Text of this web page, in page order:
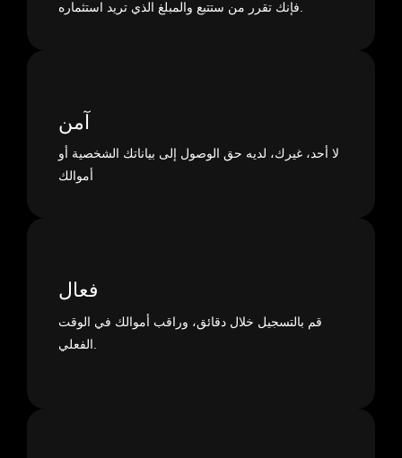
آمن
لا أحد، غيرك، لديه حق الوصول إلى بياناتك الشخصية أو
أموالك
فعال
قم بالتسجيل خلال دقائق، وراقب أموالك في الوقت